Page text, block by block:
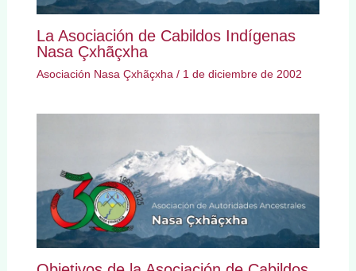
La Asociación de Cabildos Indígenas
Nasa Çxhãçxha
Asociación Nasa Çxhãçxha/ 1 de diciembre de 2002